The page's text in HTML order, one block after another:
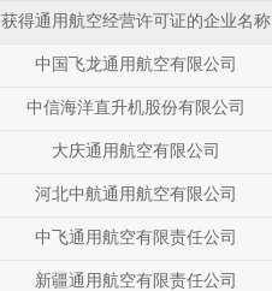
获得通用航空经营许可证的企业名称
中国飞龙通用航空有限公司
中信海洋直升机股份有限公司
大庆通用航空有限公司
河北中航通用航空有限公司
中飞通用航空有限责任公司
新疆通用航空有限责任公司